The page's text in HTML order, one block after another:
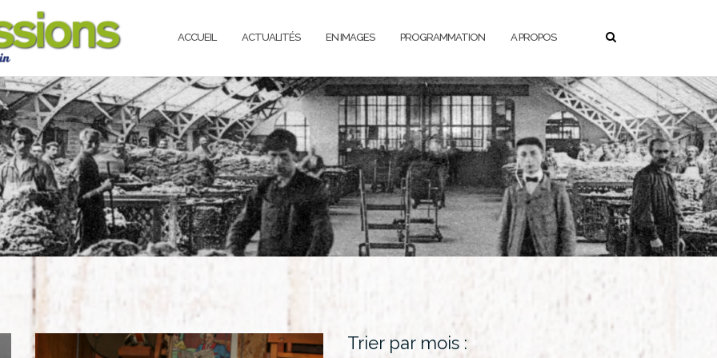
ACCUEIL ACTUALITÉS EN IMAGES PROGRAMMATION A PROPOS
Trier par mois :